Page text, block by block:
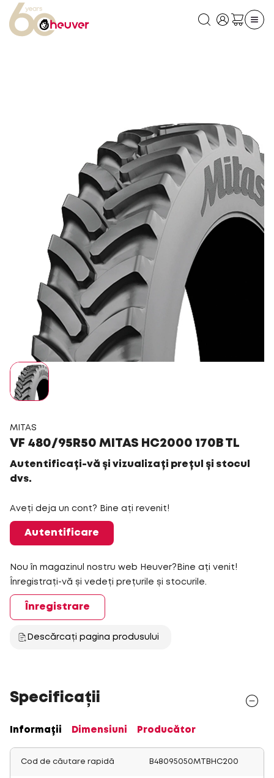
MITAS
VF 480/95R50 MITAS HC2000 170B TL
Autentificați-vă și vizualizați prețul și stocul
dvs.
Aveți deja un cont? Bine ați revenit!
Autentificare
Nou în magazinul nostru web Heuver?Bine ați venit!
Înregistrați-vă și vedeți prețurile și stocurile.
Înregistrare
Descărcați pagina produsului
Specificații
Informații Dimensiuni Producător
Cod de căutare rapidă B48095050MTBHC200